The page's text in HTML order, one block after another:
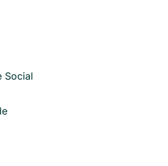
Social